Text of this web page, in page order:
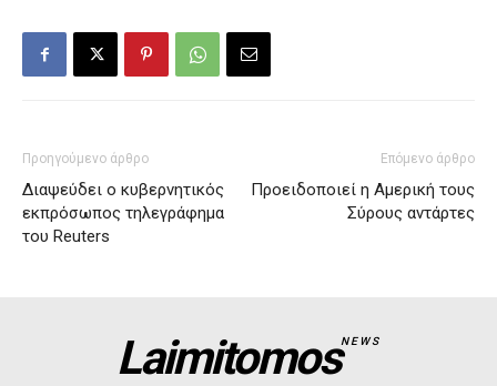
Προηγούμενο άρθρο
Διαψεύδει ο κυβερνητικός
εκπρόσωπος τηλεγράφημα
του Reuters
Επόμενο άρθρο
Προειδοποιεί η Αμερική τους
Σύρους αντάρτες
LaimitomosNEWS